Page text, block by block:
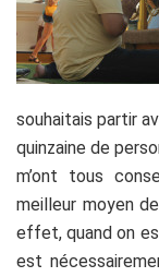
souhaitais partir
quinzaine de
m’ont tous
meilleur moyen
effet, quand on
est